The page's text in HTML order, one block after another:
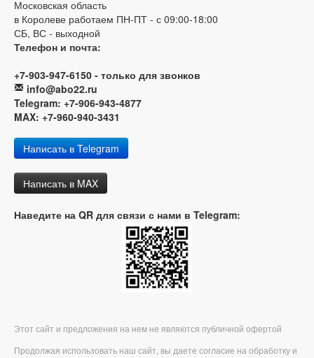
Московская область
в Королеве работаем ПН-ПТ - с 09:00-18:00
СБ, ВС - выходной
Телефон и почта:
+7-903-947-6150 - только для звонков
info@abo22.ru
Telegram: +7-906-943-4877
MAX: +7-960-940-3431
Написать в Telegram
Написать в MAX
Наведите на QR для связи с нами в Telegram:
Этот сайт и предложения на нем не являются публичной офертой
Продолжая использовать наш сайт, вы даете согласие на обработку и